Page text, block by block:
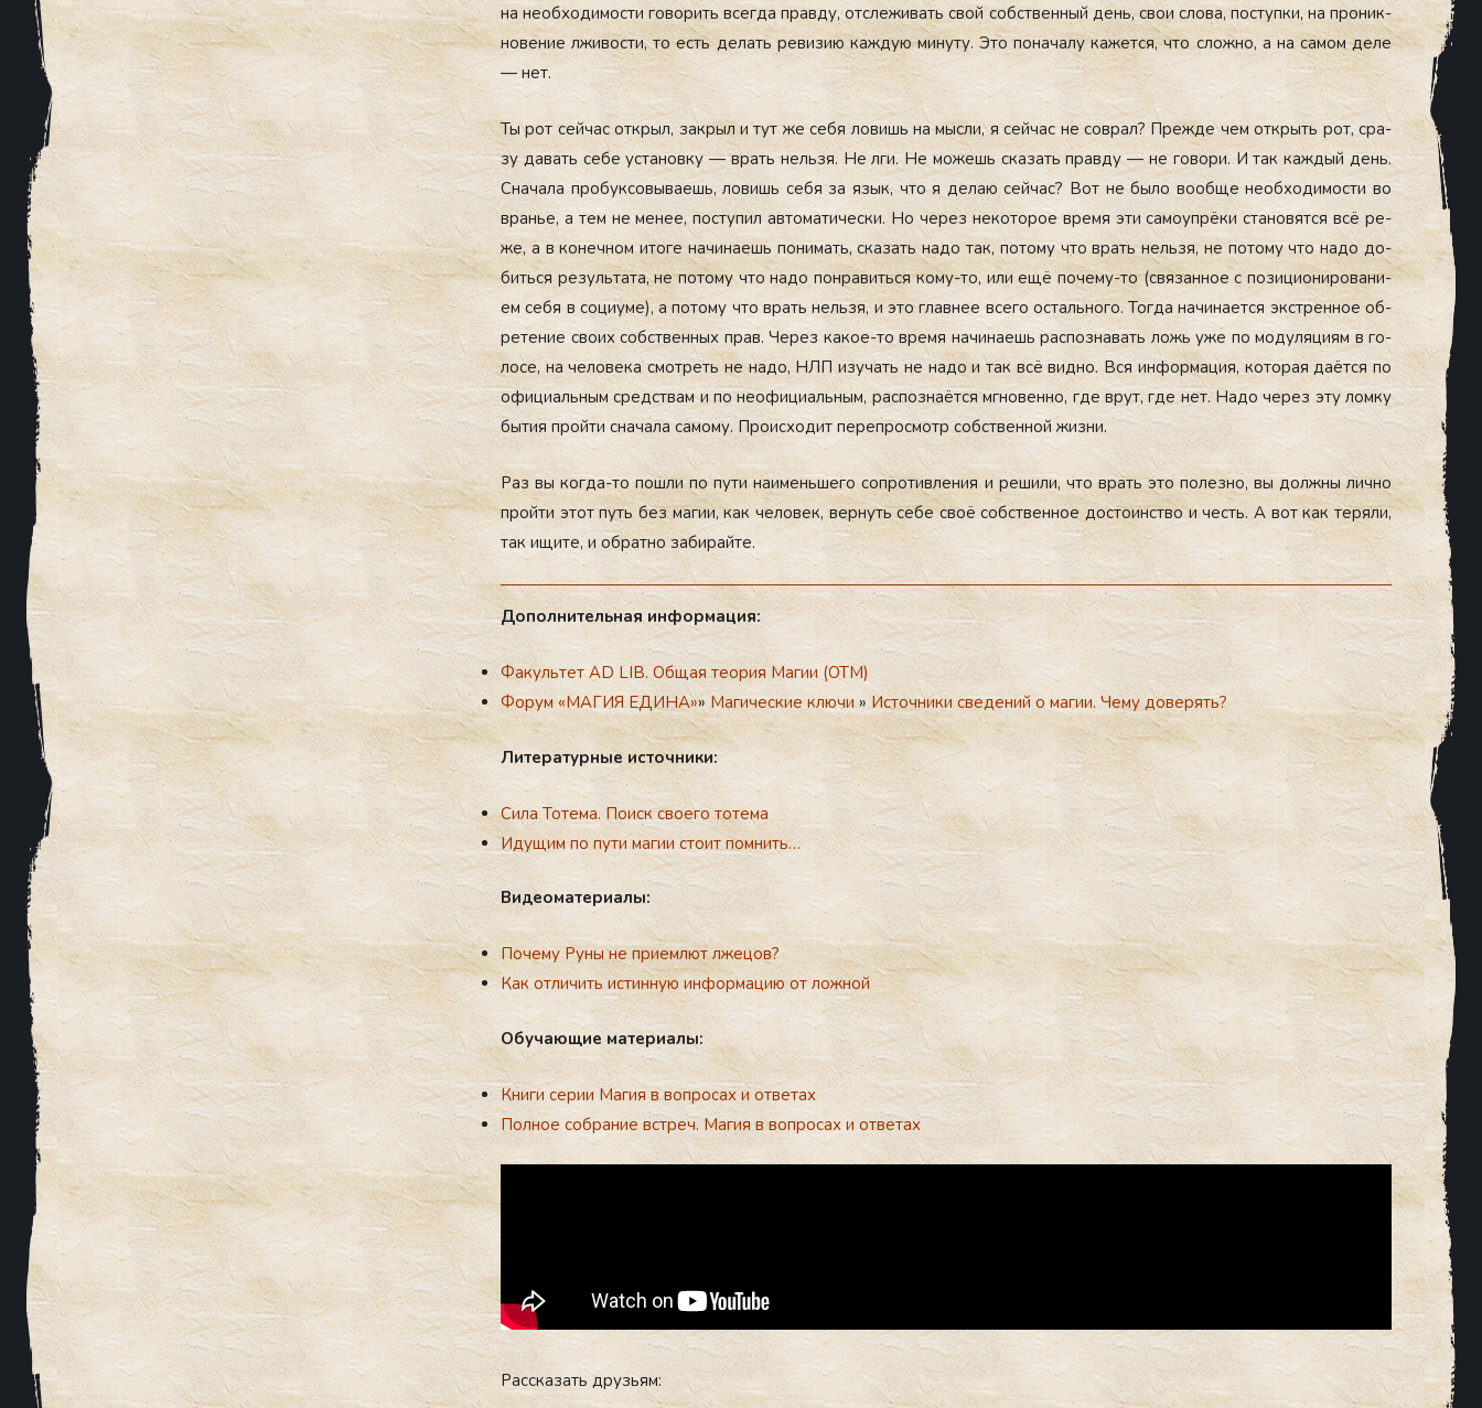
на не­об­хо­димос­ти го­ворить всег­да прав­ду, от­сле­живать свой собс­твен­ный день, свои сло­ва, пос­тупки, на про­ник­
но­вение лжи­вос­ти, то есть де­лать ре­визию каж­дую ми­нуту. Это по­нача­лу ка­жет­ся, что слож­но, а на са­мом де­ле
— нет.
Ты рот сей­час от­крыл, зак­рыл и тут же се­бя ло­вишь на мыс­ли, я сей­час не сов­рал? Преж­де чем от­крыть рот, сра­
зу да­вать се­бе ус­та­нов­ку — врать нель­зя. Не лги. Не мо­жешь ска­зать прав­ду — не го­вори. И так каж­дый день.
Сна­чала про­бук­со­выва­ешь, ло­вишь се­бя за язык, что я де­лаю сей­час? Вот не бы­ло во­об­ще не­об­хо­димос­ти во
вранье, а тем не ме­нее, пос­ту­пил ав­то­мати­чес­ки. Но че­рез не­кото­рое вре­мя эти са­мо­уп­рё­ки ста­новят­ся всё ре­
же, а в ко­неч­ном ито­ге на­чина­ешь по­нимать, ска­зать на­до так, по­тому что врать нель­зя, не по­тому что на­до до­
бить­ся ре­зуль­та­та, не по­тому что на­до пон­ра­вить­ся ко­му-то, или ещё по­чему-то (свя­зан­ное с по­зици­они­рова­ни­
ем се­бя в со­ци­уме), а по­тому что врать нель­зя, и это глав­нее все­го ос­таль­но­го. Тог­да на­чина­ет­ся экс­трен­ное об­
ре­тение сво­их собс­твен­ных прав. Че­рез ка­кое-то вре­мя на­чина­ешь рас­позна­вать ложь уже по мо­дуля­ци­ям в го­
лосе, на че­лове­ка смот­реть не на­до, НЛП изу­чать не на­до и так всё вид­но. Вся ин­форма­ция, ко­торая да­ёт­ся по
офи­ци­аль­ным средс­твам и по не­офи­ци­аль­ным, рас­позна­ёт­ся мгно­вен­но, где врут, где нет. На­до че­рез эту лом­ку
бы­тия прой­ти сна­чала са­мому. Про­ис­хо­дит пе­реп­росмотр собс­твен­ной жиз­ни.
Раз вы ког­да-то пош­ли по пу­ти на­имень­ше­го соп­ро­тив­ле­ния и ре­шили, что врать это по­лез­но, вы дол­жны лич­но
прой­ти этот путь без ма­гии, как че­ловек, вер­нуть се­бе своё собс­твен­ное дос­то­инс­тво и честь. А вот как те­ряли,
так ищи­те, и об­ратно за­бирай­те.
До­пол­ни­тель­ная ин­фор­ма­ция:
Факультет AD LIB. Общая теория Магии (ОТМ)
Форум «МАГИЯ ЕДИНА»» Магические ключи» Источники сведений о магии. Чему доверять?
Ли­те­ра­тур­ные ис­точ­ни­ки:
Сила Тотема. Поиск своего тотема
Идущим по пути магии стоит помнить…
Ви­де­ома­те­ри­алы:
Пoчему Руны не приемлют лжецов?
Как отличить истинную информацию от ложной
Обу­ча­ющие ма­те­ри­алы:
Книги серии Магия в вопросах и ответах
Полное собрание встреч. Магия в вопросах и ответах
Рассказать друзьям: